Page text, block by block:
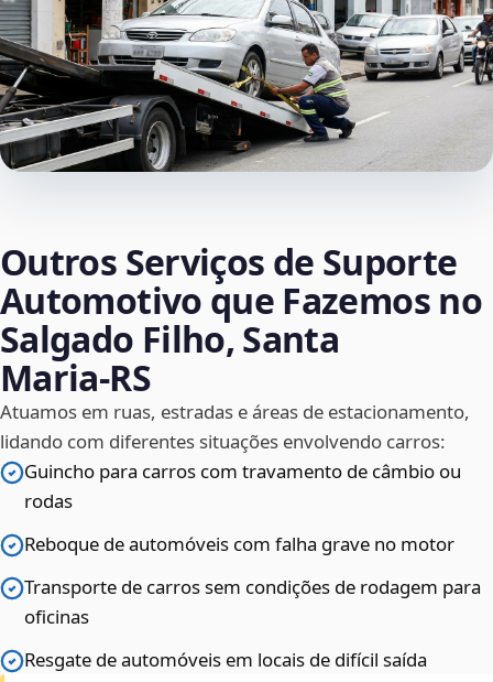
Outros Serviços de Suporte
Automotivo que Fazemos no
Salgado Filho, Santa
Maria‑RS
Atuamos em ruas, estradas e áreas de estacionamento,
lidando com diferentes situações envolvendo carros:
Guincho para carros com travamento de câmbio ou
rodas
Reboque de automóveis com falha grave no motor
Transporte de carros sem condições de rodagem para
oficinas
Resgate de automóveis em locais de difícil saída